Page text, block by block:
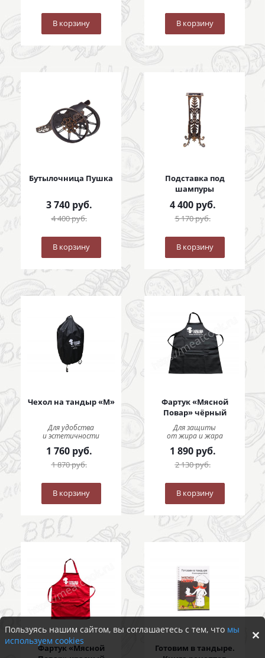
В корзину В корзину
Бутылочница Пушка
3 740руб.
4 400руб.
В корзину
Подставка под
шампуры
4 400руб.
5 170руб.
В корзину
Чехол на тандыр «M»
Для удобства
и эстетичности
1 760руб.
1 870руб.
В корзину
Фартук «Мясной
Повар» чёрный
Для защиты
от жира и жара
1 890руб.
2 130руб.
В корзину
Фартук «Мясной
Готовим в тандыре.
Пользуясь нашим сайтом, вы соглашаетесь с тем, что мы
используем cookies